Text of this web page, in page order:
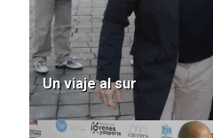
Un viaje al sur